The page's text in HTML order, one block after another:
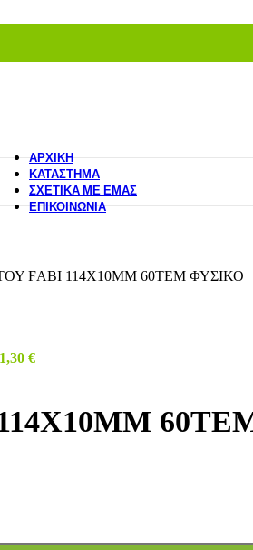
ΑΡΧΙΚΉ
ΚΑΤΆΣΤΗΜΑ
ΣΧΕΤΙΚΆ ΜΕ ΕΜΆΣ
ΕΠΙΚΟΙΝΩΝΊΑ
FΑΒΙ 114Χ10ΜΜ 60ΤΕΜ ΦΥΣΙΚΟ
1,30 €